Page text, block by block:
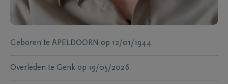
Geboren te APELDOORN op 12/01/1944
Overleden te Genk op 19/05/2026